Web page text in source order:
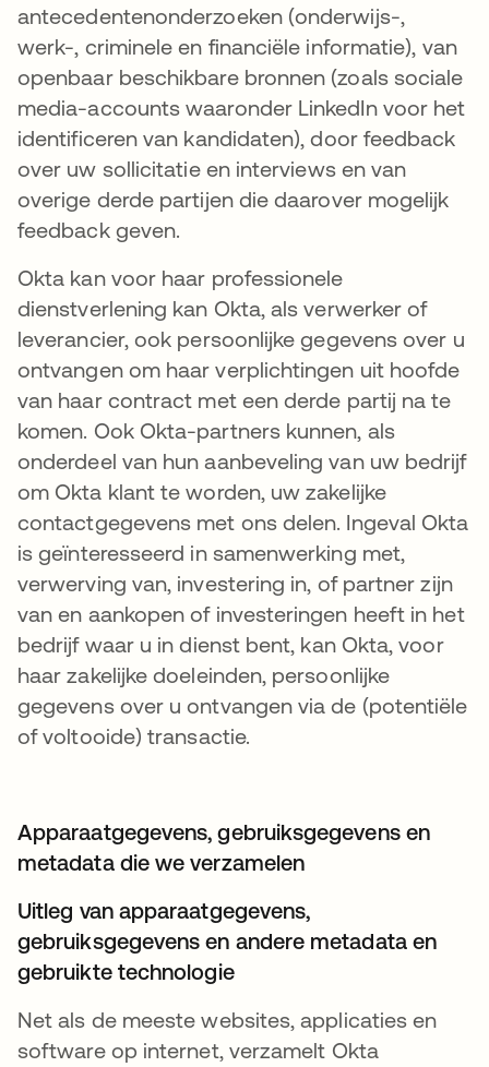
antecedentenonderzoeken (onderwijs-,
werk-, criminele en financiële informatie), van
openbaar beschikbare bronnen (zoals sociale
media-accounts waaronder LinkedIn voor het
identificeren van kandidaten), door feedback
over uw sollicitatie en interviews en van
overige derde partijen die daarover mogelijk
feedback geven.
Okta kan voor haar professionele
dienstverlening kan Okta, als verwerker of
leverancier, ook persoonlijke gegevens over u
ontvangen om haar verplichtingen uit hoofde
van haar contract met een derde partij na te
komen. Ook Okta-partners kunnen, als
onderdeel van hun aanbeveling van uw bedrijf
om Okta klant te worden, uw zakelijke
contactgegevens met ons delen. Ingeval Okta
is geïnteresseerd in samenwerking met,
verwerving van, investering in, of partner zijn
van en aankopen of investeringen heeft in het
bedrijf waar u in dienst bent, kan Okta, voor
haar zakelijke doeleinden, persoonlijke
gegevens over u ontvangen via de (potentiële
of voltooide) transactie.
Apparaatgegevens, gebruiksgegevens en
metadata die we verzamelen
Uitleg van apparaatgegevens,
gebruiksgegevens en andere metadata en
gebruikte technologie
Net als de meeste websites, applicaties en
software op internet, verzamelt Okta